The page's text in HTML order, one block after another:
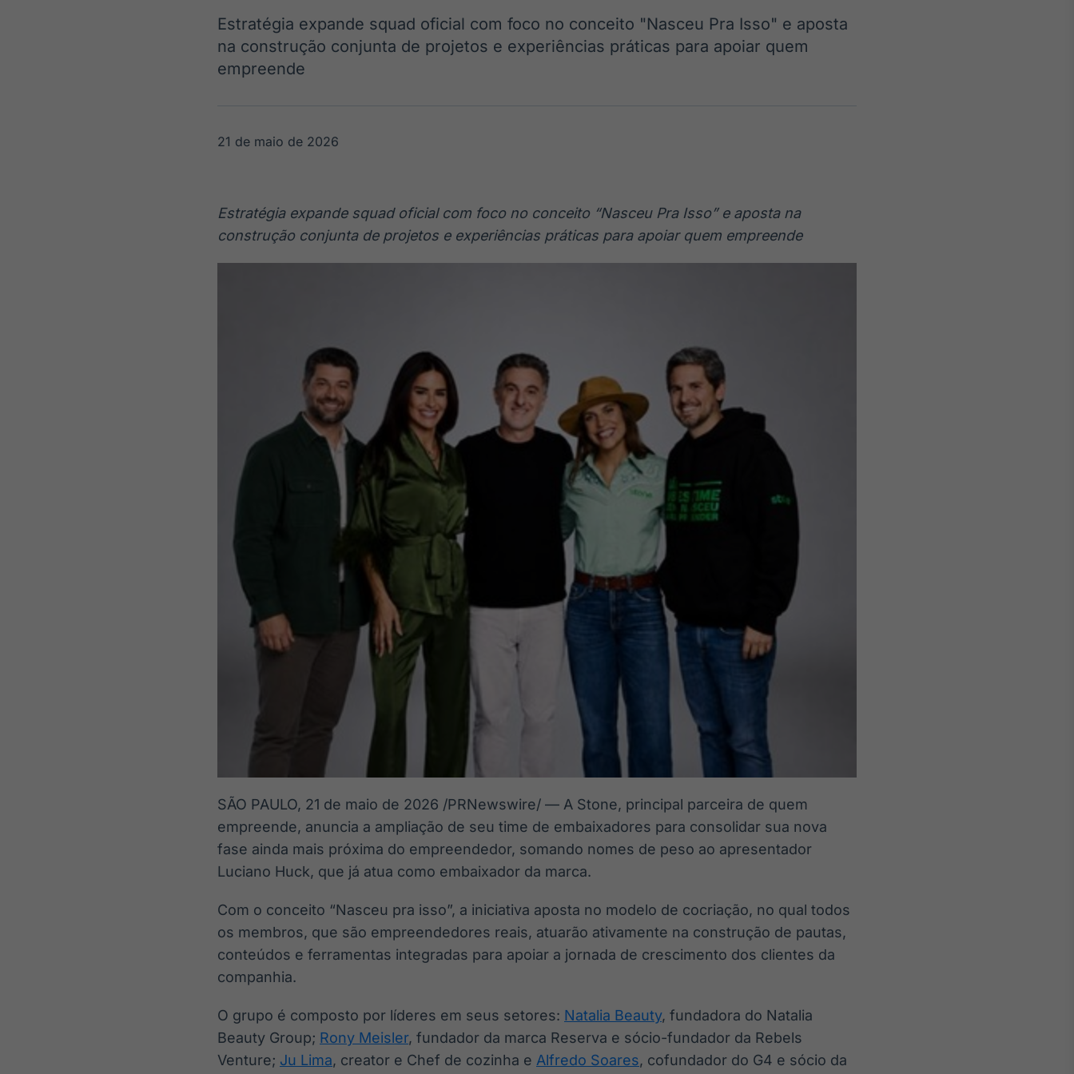
Plataforma para
negociação de
ativos
APIs para
integração de
conteúdos e
dados
Cotações e
headlines de
notícias
Componentes
para conteúdos e
funcionalidades
Conteúdos e
dados para
displays e telas
Curadoria de
conteúdos
noticiosos
no Brasil
Estratégia expande squad oficial com foco no conceito "Nasceu Pra Isso" e aposta
na construção conjunta de projetos e experiências práticas para apoiar quem
empreende
21 de maio de 2026
Estratégia expande squad oficial com foco no conceito “Nasceu Pra Isso” e aposta na
construção conjunta de projetos e experiências práticas para apoiar quem empreende
SÃO PAULO, 21 de maio de 2026 /PRNewswire/ — A Stone, principal parceira de quem
empreende, anuncia a ampliação de seu time de embaixadores para consolidar sua nova
fase ainda mais próxima do empreendedor, somando nomes de peso ao apresentador
Luciano Huck, que já atua como embaixador da marca.
Com o conceito “Nasceu pra isso”, a iniciativa aposta no modelo de cocriação, no qual todos
os membros, que são empreendedores reais, atuarão ativamente na construção de pautas,
conteúdos e ferramentas integradas para apoiar a jornada de crescimento dos clientes da
companhia.
O grupo é composto por líderes em seus setores: Natalia Beauty, fundadora do Natalia
Beauty Group; Rony Meisler, fundador da marca Reserva e sócio-fundador da Rebels
Venture; Ju Lima, creator e Chef de cozinha e Alfredo Soares, cofundador do G4 e sócio da